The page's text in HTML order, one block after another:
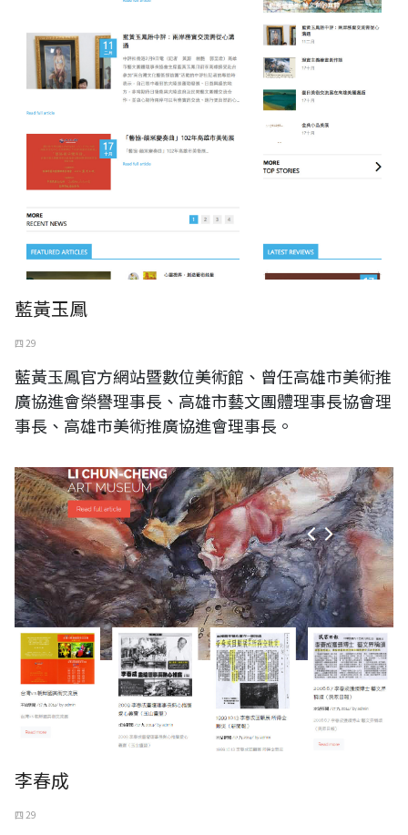
藍黃玉鳳
四 29
藍黃玉鳳官方網站暨數位美術館、曾任高雄市美術推
廣協進會榮譽理事長、高雄市藝文團體理事長協會理
事長、高雄市美術推廣協進會理事長。
李春成
四 29